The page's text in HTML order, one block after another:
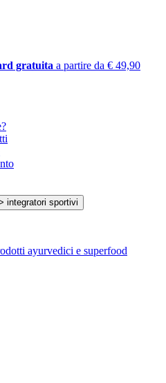
gratuita a partire da € 49,90
ayurvedici e superfood